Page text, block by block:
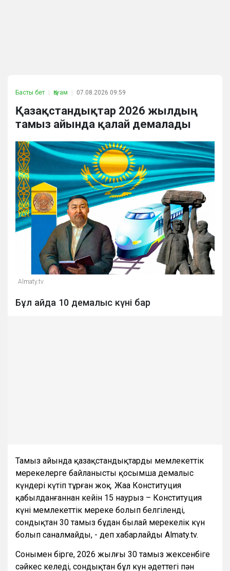
Басты бет Қоғам 07.08.2026 09:59
Қазақстандықтар 2026 жылдың
тамыз айында қалай демалады
Almaty.tv
Бұл айда 10 демалыс күні бар
Тамыз айында қазақстандықтарды мемлекеттік
мерекелерге байланысты қосымша демалыс
күндері күтіп тұрған жоқ. Жаңа Конституция
қабылданғаннан кейін 15 наурыз – Конституция
күні мемлекеттік мереке болып белгіленді,
сондықтан 30 тамыз бұдан былай мерекелік күн
болып саналмайды, - деп хабарлайды Almaty.tv.
Сонымен бірге, 2026 жылғы 30 тамыз жексенбіге
сәйкес келеді, сондықтан бұл күн әдеттегі пән